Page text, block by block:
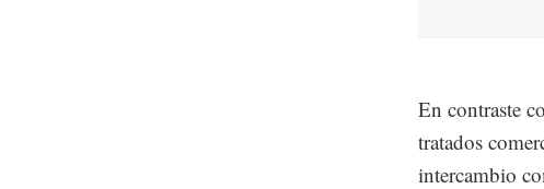
En contraste
tratados
intercambio